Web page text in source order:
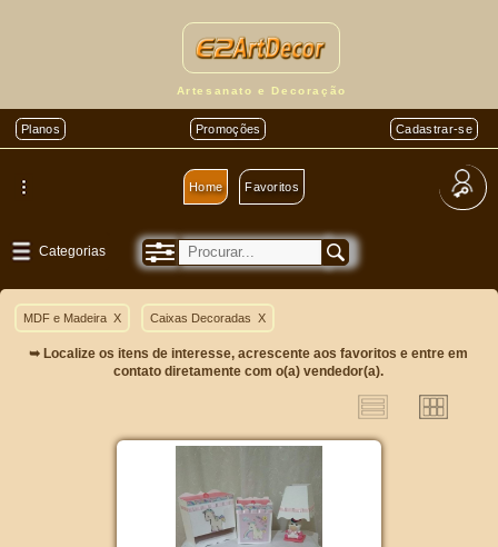
Artesanato e Decoração
Planos Promoções Cadastrar-se
Home Favoritos
Categorias
MDF e Madeira X Caixas Decoradas X
➥ Localize os itens de interesse, acrescente aos favoritos e entre em
contato diretamente com o(a) vendedor(a).